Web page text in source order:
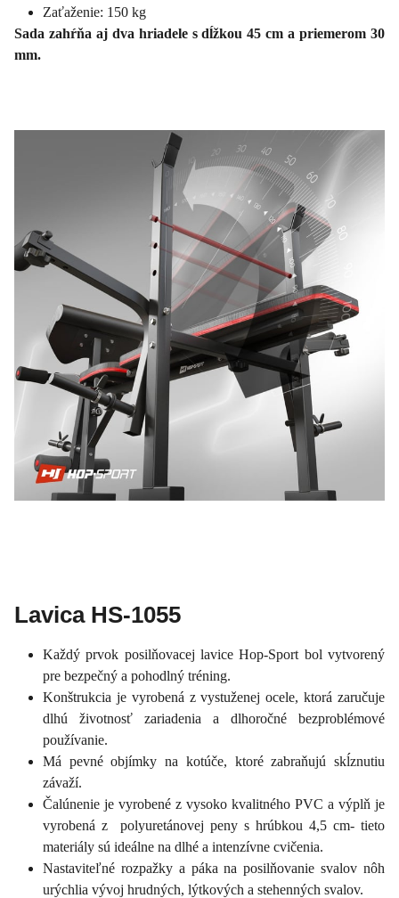
Zaťaženie: 150 kg
Sada zahŕňa aj dva hriadele s dĺžkou 45 cm a priemerom 30
mm.
Lavica HS-1055
Každý prvok posilňovacej lavice Hop-Sport bol vytvorený
pre bezpečný a pohodlný tréning.
Konštrukcia je vyrobená z vystuženej ocele, ktorá zaručuje
dlhú životnosť zariadenia a dlhoročné bezproblémové
používanie.
Má pevné objímky na kotúče, ktoré zabraňujú skĺznutiu
závaží.
Čalúnenie je vyrobené z vysoko kvalitného PVC a výplň je
vyrobená z polyuretánovej peny s hrúbkou 4,5 cm- tieto
materiály sú ideálne na dlhé a intenzívne cvičenia.
Nastaviteľné rozpažky a páka na posilňovanie svalov nôh
urýchlia vývoj hrudných, lýtkových a stehenných svalov.